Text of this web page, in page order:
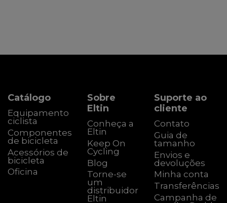
Catálogo
Equipamento
ciclista
Componentes
de bicicleta
Acessórios de
bicicleta
Oficina
Sobre
Eltin
Conheça a
Eltin
Keep On
Cycling
Blog
Torne-se
um
distribuidor
Eltin
Suporte ao
cliente
Contato
Guia de
tamanho
Envios e
devoluções
Minha conta
Transferências
Campanha de